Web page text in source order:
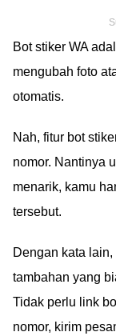
Bot stiker WA
mengubah foto
otomatis.
Nah, fitur bot
nomor. Nantinya
menarik, kamu
tersebut.
Dengan kata
tambahan yang
Tidak perlu link
nomor, kirim